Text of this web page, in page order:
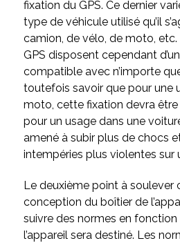
fixation du GPS. Ce dernier
type de véhicule utilisé qu’il
camion, de vélo, de moto,
GPS disposent cependant
compatible avec n’importe
toutefois savoir que pour une
moto, cette fixation devra
pour un usage dans une
amené à subir plus de chocs
intempéries plus violentes sur
Le deuxième point à soulever
conception du boîtier de
suivre des normes en fonction
l’appareil sera destiné. Les